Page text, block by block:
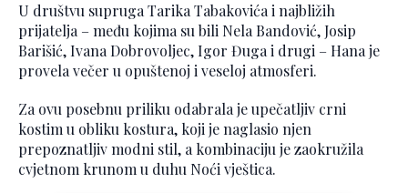
U društvu supruga Tarika Tabakovića i najbližih
prijatelja – među kojima su bili Nela Bandović, Josip
Barišić, Ivana Dobrovoljec, Igor Đuga i drugi – Hana je
provela večer u opuštenoj i veseloj atmosferi.
Za ovu posebnu priliku odabrala je upečatljiv crni
kostim u obliku kostura, koji je naglasio njen
prepoznatljiv modni stil, a kombinaciju je zaokružila
cvjetnom krunom u duhu Noći vještica.